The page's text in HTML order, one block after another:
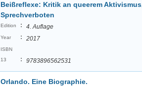
Beißreflexe: Kritik an queerem
Sprechverboten
Edition : 4. Auflage
Year : 2017
ISBN
13
: 9783896562531
Orlando. Eine Biographie.